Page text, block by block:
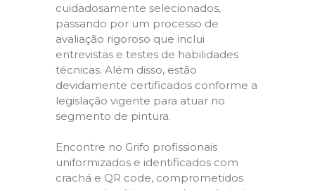
cuidadosamente selecionados,
passando por um processo de
avaliação rigoroso que inclui
entrevistas e testes de habilidades
técnicas. Além disso, estão
devidamente certificados conforme a
legislação vigente para atuar no
segmento de pintura.
Encontre no Grifo profissionais
uniformizados e identificados com
crachá e QR code, comprometidos